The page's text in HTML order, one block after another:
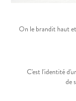
On le brandit haut
C'est l'identité
de